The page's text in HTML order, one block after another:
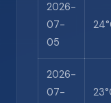
2026-
07-
05
2026-
07-